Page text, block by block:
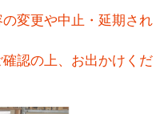
変更や中止・延期され
認の上、お出かけくだ